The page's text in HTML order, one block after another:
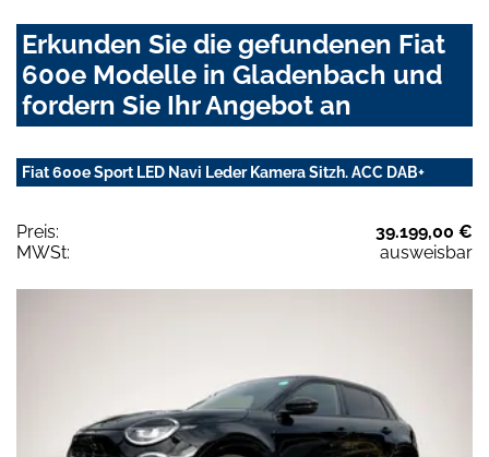
Erkunden Sie die gefundenen Fiat
600e Modelle in Gladenbach und
fordern Sie Ihr Angebot an
Fiat 600e Sport LED Navi Leder Kamera Sitzh. ACC DAB+
Preis:
39.199,00 €
MWSt:
ausweisbar